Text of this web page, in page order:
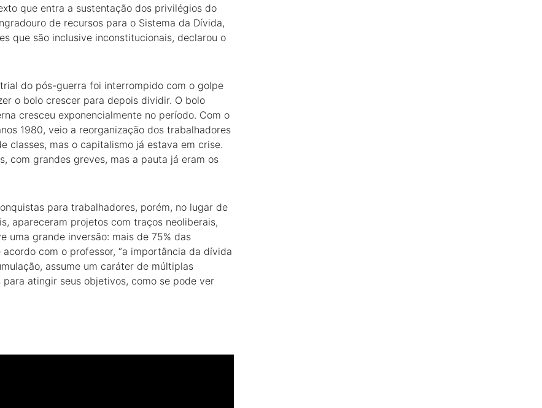
que entra a sustentação dos privilégios do
de recursos para o Sistema da Dívida,
que são inclusive inconstitucionais, declarou o
do pós-guerra foi interrompido com o golpe
o bolo crescer para depois dividir. O bolo
cresceu exponencialmente no período. Com o
1980, veio a reorganização dos trabalhadores
classes, mas o capitalismo já estava em crise.
com grandes greves, mas a pauta já eram os
para trabalhadores, porém, no lugar de
apareceram projetos com traços neoliberais,
uma grande inversão: mais de 75% das
com o professor, “a importância da dívida
assume um caráter de múltiplas
atingir seus objetivos, como se pode ver